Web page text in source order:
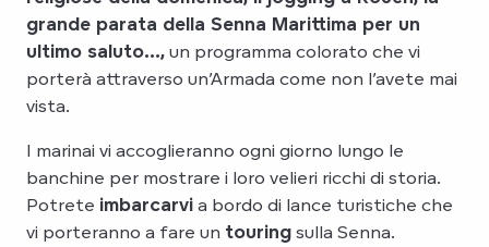
grande parata della Senna Marittima per un
ultimo saluto…, un programma colorato che vi
porterà attraverso un’Armada come non l’avete mai
vista.
I marinai vi accoglieranno ogni giorno lungo le
banchine per mostrare i loro velieri ricchi di storia.
Potrete imbarcarvi a bordo di lance turistiche che
vi porteranno a fare un touring sulla Senna.